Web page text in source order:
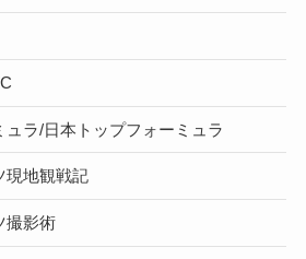
ュラ/日本トップフォーミュラ
現地観戦記
撮影術